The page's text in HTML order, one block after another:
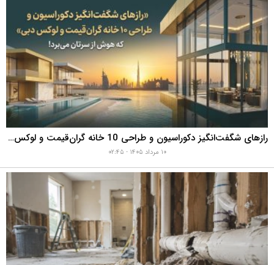
رازهای شگفت‌انگیز دکوراسیون و طراحی 10 خانه گران‌قیمت و لوکس دبی که هوش از سرتان می‌برد!